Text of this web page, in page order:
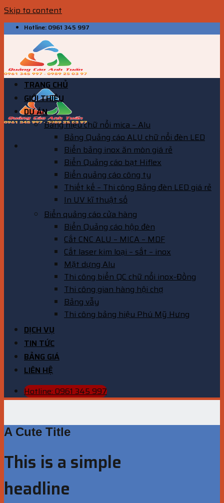
Skip to content
Hotline: 0961 345 997
TRANG CHỦ
GIỚI THIỆU
DỰ ÁN
Bảng hiệu chữ nổi mica – Alu
Bảng Quảng cáo ALU chữ nổi đèn LED
Biển bảng inox ăn mòn giá rẻ
Biển Quảng cáo bạt Hiflex
Biển quảng cáo công ty
Thiết kế – Thi công Bảng đèn LED giá rẻ
In UV kĩ thuật số
Biển quảng cáo cửa hàng
Biển Quảng cáo hộp đèn
Cắt CNC ALU – MICA – MDF
Cắt laser kim loại – sắt – inox
Mặt dựng Alu
Thi công biển QC chữ nổi inox-Đồng
Thi công gian hàng hội chợ
Bảng vẫy
Thi công bảng hiệu Phú Mỹ Hưng
DỊCH VỤ
TIN TỨC
BẢNG GIÁ
LIÊN HỆ
Hotline: 0961 345 997
A Cute Title
This is a simple
headline